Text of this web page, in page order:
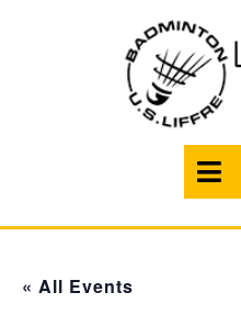
« All Events